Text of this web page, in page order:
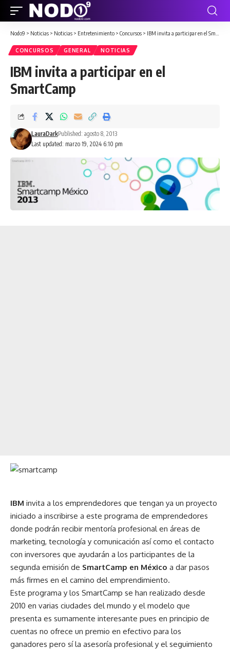
Nodo9 > Noticias > Noticias > Entretenimiento > Concursos > IBM invita a participar en el SmartCamp
CONCURSOS GENERAL NOTICIAS
IBM invita a participar en el
SmartCamp
Last updated: marzo 19, 2024 6:10 pm
LauraDarkPublished: agosto 8, 2013
IBM invita a los emprendedores que tengan ya un proyecto
iniciado a inscribirse a este programa de emprendedores
donde podrán recibir mentoría profesional en áreas de
marketing, tecnología y comunicación así como el contacto
con inversores que ayudarán a los participantes de la
segunda emisión de SmartCamp en México a dar pasos
más firmes en el camino del emprendimiento.
Este programa y los SmartCamp se han realizado desde
2010 en varias ciudades del mundo y el modelo que
presenta es sumamente interesante pues en principio de
cuentas no ofrece un premio en efectivo para los
ganadores pero sí la asesoría profesional y el seguimiento